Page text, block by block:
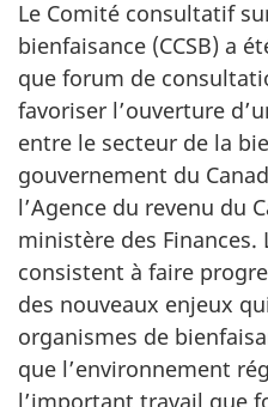
Le Comité consultatif
bienfaisance (CCSB) a
que forum de
favoriser l’ouverture
entre le secteur de la
gouvernement du
l’Agence du revenu du
ministère des Finances.
consistent à faire
des nouveaux enjeux
organismes de
que l’environnement
l’important travail que